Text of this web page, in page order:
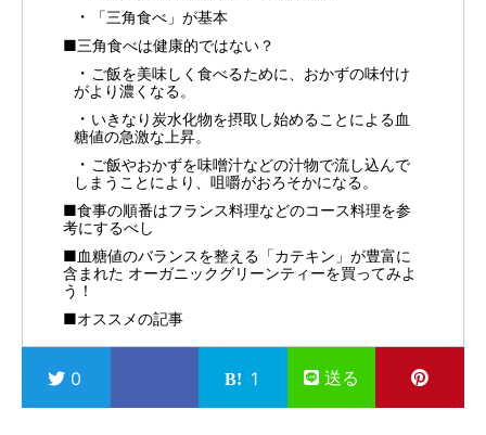
「三角食べ」が基本
■三角食べは健康的ではない？
ご飯を美味しく食べるために、おかずの味付け
がより濃くなる。
いきなり炭水化物を摂取し始めることによる血
糖値の急激な上昇。
ご飯やおかずを味噌汁などの汁物で流し込んで
しまうことにより、咀嚼がおろそかになる。
■食事の順番はフランス料理などのコース料理を参
考にするべし
■血糖値のバランスを整える「カテキン」が豊富に
含まれた オーガニックグリーンティーを買ってみよ
う！
■オススメの記事
0 1 送る